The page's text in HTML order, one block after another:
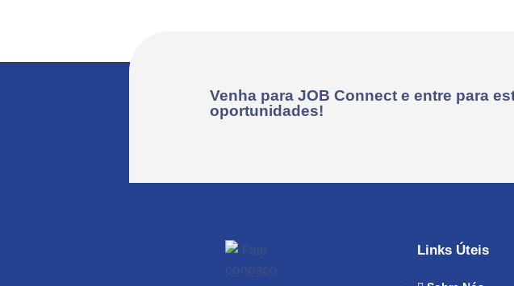
Venha para JOB Connect e entre para
oportunidades!
Links Úteis